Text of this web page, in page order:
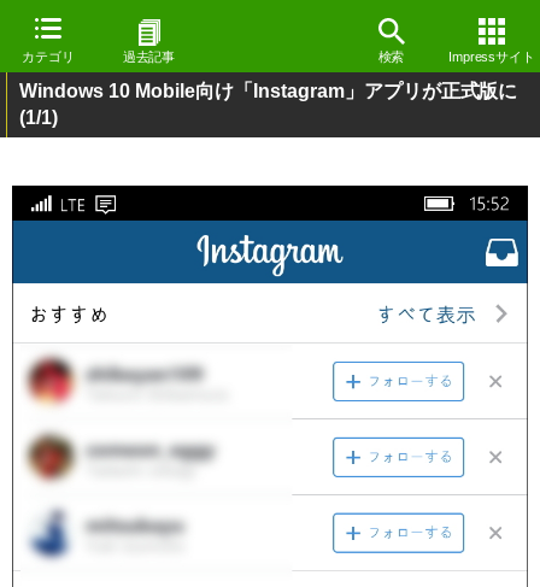
カテゴリ 過去記事 検索 Impressサイト
Windows 10 Mobile向け「Instagram」アプリが正式版に
(1/1)